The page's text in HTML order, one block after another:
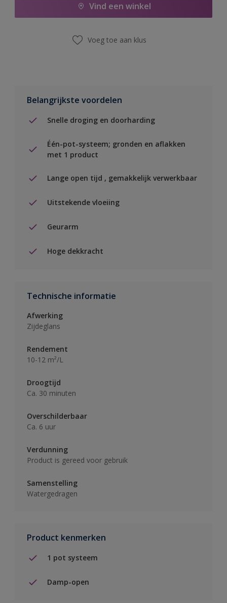
Vind een winkel
Voeg toe aan klus
Belangrijkste voordelen
Snelle droging en doorharding
Één-pot-systeem; gronden en aflakken
met 1 product
Lange open tijd , gemakkelijk verwerkbaar
Uitstekende vloeiing
Geurarm
Hoge dekkracht
Technische informatie
Afwerking
Zijdeglans
Rendement
10-12 m²/L
Droogtijd
Ca. 30 minuten
Overschilderbaar
Ca. 6 uur
Verdunning
Product is gereed voor gebruik
Samenstelling
Watergedragen
Product kenmerken
1 pot systeem
Damp-open